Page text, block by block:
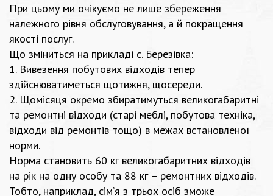
При цьому ми очікуємо не лише збереження
належного рівня обслуговування, а й покращення
якості послуг.
Що зміниться на прикладі с. Березівка:
1. Вивезення побутових відходів тепер
здійснюватиметься щотижня, щосереди.
2. Щомісяця окремо збиратимуться великогабаритні
та ремонтні відходи (старі меблі, побутова техніка,
відходи від ремонтів тощо) в межах встановленої
норми.
Норма становить 60 кг великогабаритних відходів
на рік на одну особу та 88 кг – ремонтних відходів.
Тобто, наприклад, сім’я з трьох осіб зможе